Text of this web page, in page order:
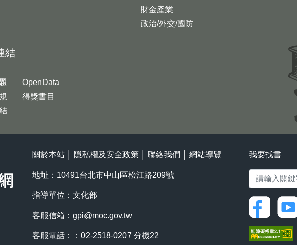
財金產業
政治/外交/國防
結
OpenData
得獎書目
關於本站 隱私權及安全政策 聯絡我們 網站導覽
地址：10491台北市中山區松江路209號
指導單位：文化部
客服信箱： gpi@moc.gov.tw
客服電話：：02-2518-0207 分機22
我要找書